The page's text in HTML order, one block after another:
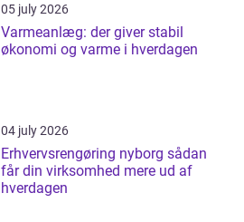
05 july 2026
Varmeanlæg: der giver stabil
økonomi og varme i hverdagen
04 july 2026
Erhvervsrengøring nyborg sådan
får din virksomhed mere ud af
hverdagen